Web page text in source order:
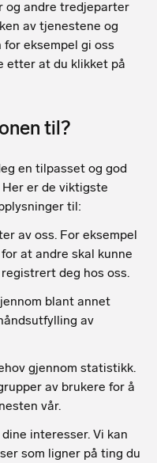
og andre tredjeparter
av tjenestene og
eksempel gi oss
etter at du klikket på
til?
en tilpasset og god
er de viktigste
til:
av oss. For eksempel
at andre skal kunne
deg hos oss.
blant annet
av
gjennom statistikk.
av brukere for å
vår.
interesser. Vi kan
som ligner på ting du